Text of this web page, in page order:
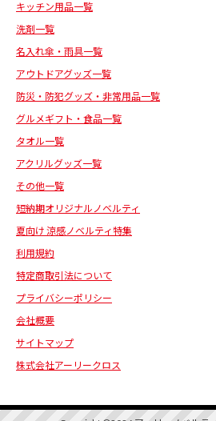
キッチン用品一覧
洗剤一覧
名入れ傘・雨具一覧
アウトドアグッズ一覧
防災・防犯グッズ・非常用品一覧
グルメギフト・食品一覧
タオル一覧
アクリルグッズ一覧
その他一覧
短納期オリジナルノベルティ
夏向け 涼感ノベルティ特集
利用規約
特定商取引法について
プライバシーポリシー
会社概要
サイトマップ
株式会社アーリークロス